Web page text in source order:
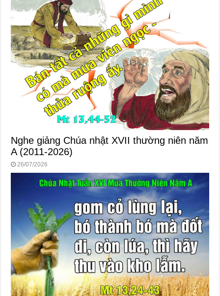
Nghe giảng Chúa nhật XVII thường niên năm
A (2011-2026)
26/07/2026